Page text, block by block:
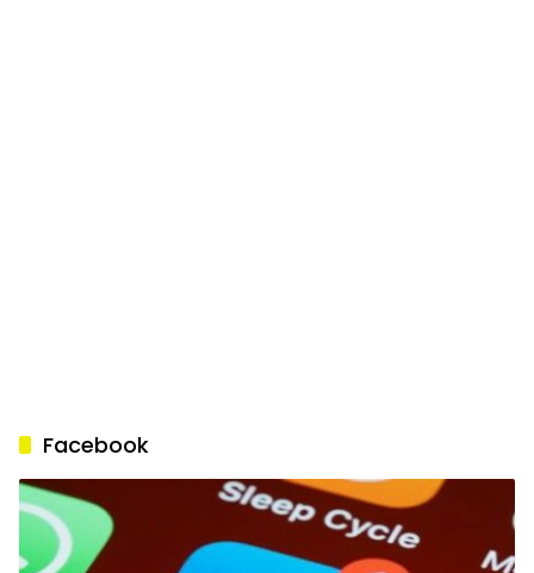
Facebook